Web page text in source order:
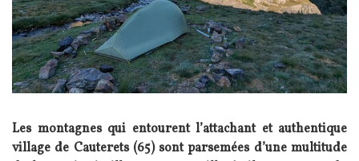
Les montagnes qui entourent l’attachant et authentique
village de Cauterets (65) sont parsemées d’une multitude